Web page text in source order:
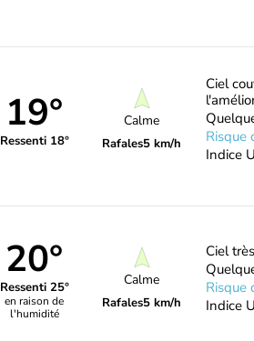
19°
Ressenti 18°
Calme
Rafales5 km/h
Ciel
Risque
Indice
20°
Ressenti 25°
en raison de
l'humidité
Calme
Rafales5 km/h
Ciel
Risque
Indice